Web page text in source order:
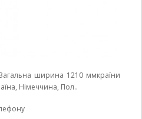
ширина 1210 ммкраїни
Німеччина, Пол..